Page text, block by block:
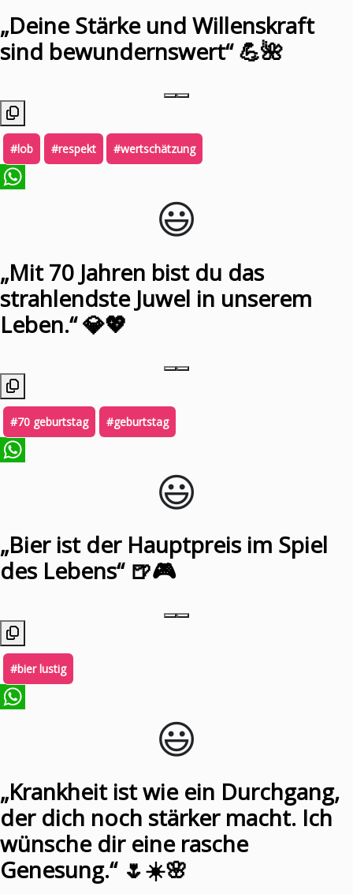
„Deine Stärke und Willenskraft
sind bewundernswert“ 💪🌺
#lob #respekt #wertschätzung
😃️
„Mit 70 Jahren bist du das
strahlendste Juwel in unserem
Leben.“ 💎💖
#70 geburtstag #geburtstag
😃️
„Bier ist der Hauptpreis im Spiel
des Lebens“ 🍺🎮
#bier lustig
😃️
„Krankheit ist wie ein Durchgang,
der dich noch stärker macht. Ich
wünsche dir eine rasche
Genesung.“ 🌷☀️🌸